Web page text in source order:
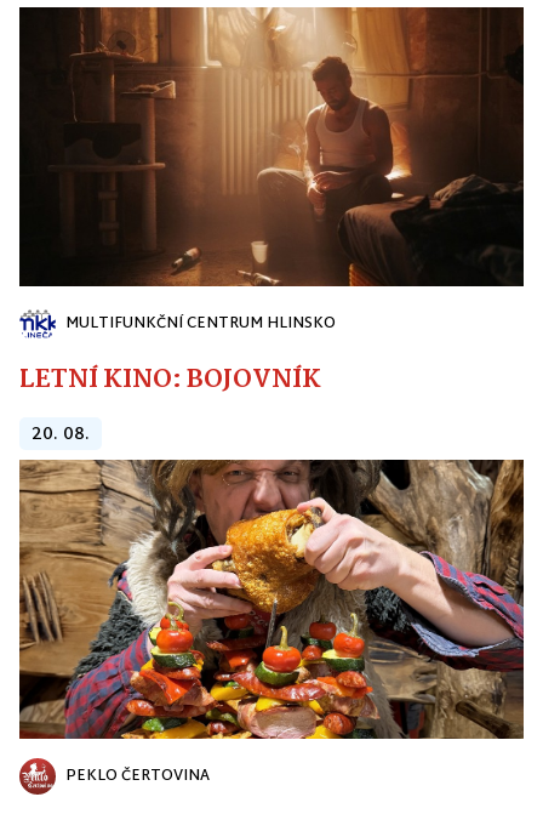
MULTIFUNKČNÍ CENTRUM HLINSKO
LETNÍ KINO: BOJOVNÍK
20. 08.
PEKLO ČERTOVINA